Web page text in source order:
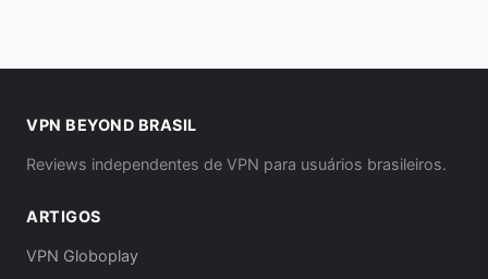
VPN BEYOND BRASIL
Reviews independentes de VPN para usuários brasileiros.
ARTIGOS
VPN Globoplay